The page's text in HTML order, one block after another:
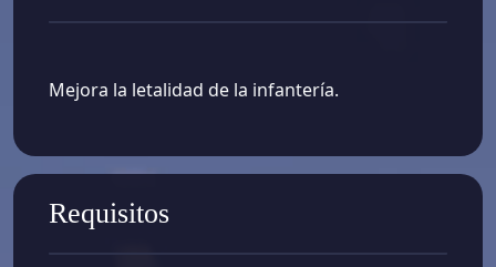
Mejora la letalidad de la infantería.
Requisitos